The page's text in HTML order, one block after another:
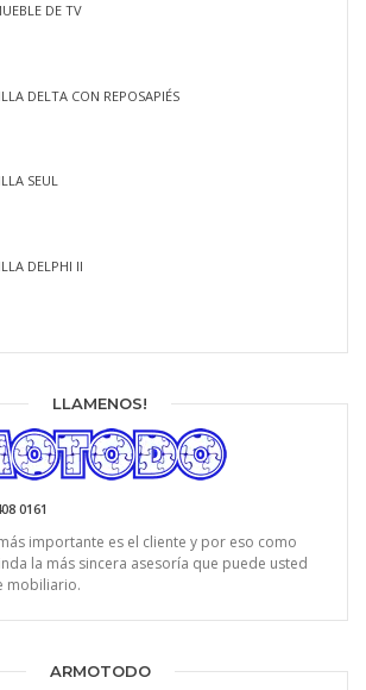
DE TV
DELTA CON REPOSAPIÉS
SEUL
DELPHI II
LLAMENOS!
0161
importante es el cliente y por eso como
la más sincera asesoría que puede usted
mobiliario.
ARMOTODO